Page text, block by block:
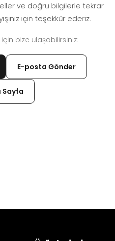
ve doğru bilgilerle tekrar
için teşekkür ederiz.
bize ulaşabilirsiniz:
E-posta Gönder
Sayfa